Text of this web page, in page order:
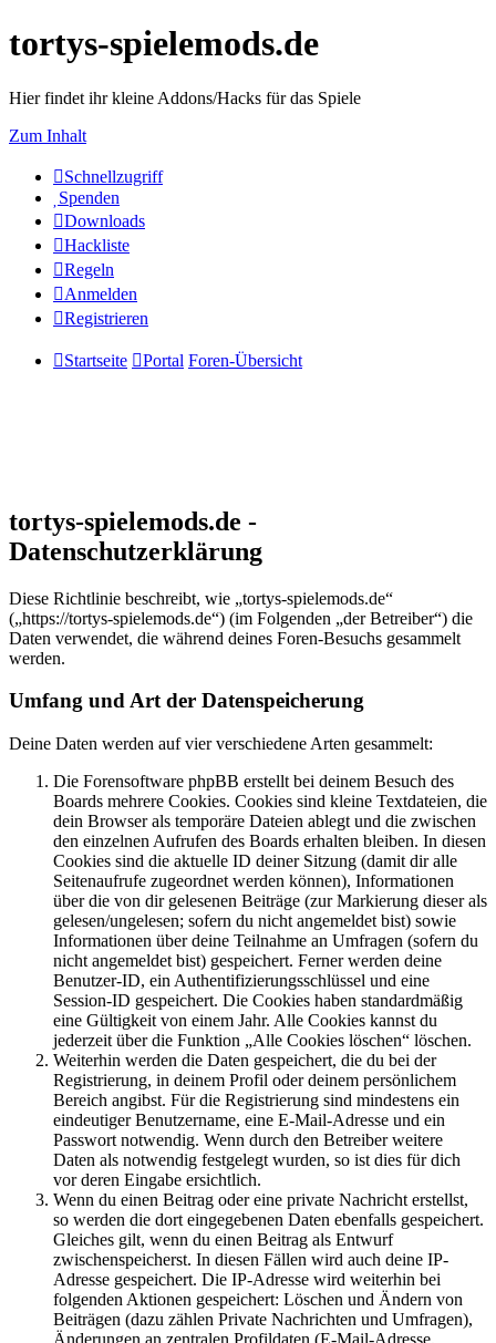
tortys-spielemods.de
Hier findet ihr kleine Addons/Hacks für das Spiele
Zum Inhalt
Schnellzugriff
Spenden
Downloads
Hackliste
Regeln
Anmelden
Registrieren
Startseite Portal Foren-Übersicht
tortys-spielemods.de -
Datenschutzerklärung
Diese Richtlinie beschreibt, wie „tortys-spielemods.de“
(„https://tortys-spielemods.de“) (im Folgenden „der Betreiber“) die
Daten verwendet, die während deines Foren-Besuchs gesammelt
werden.
Umfang und Art der Datenspeicherung
Deine Daten werden auf vier verschiedene Arten gesammelt:
Die Forensoftware phpBB erstellt bei deinem Besuch des
Boards mehrere Cookies. Cookies sind kleine Textdateien, die
dein Browser als temporäre Dateien ablegt und die zwischen
den einzelnen Aufrufen des Boards erhalten bleiben. In diesen
Cookies sind die aktuelle ID deiner Sitzung (damit dir alle
Seitenaufrufe zugeordnet werden können), Informationen
über die von dir gelesenen Beiträge (zur Markierung dieser als
gelesen/ungelesen; sofern du nicht angemeldet bist) sowie
Informationen über deine Teilnahme an Umfragen (sofern du
nicht angemeldet bist) gespeichert. Ferner werden deine
Benutzer-ID, ein Authentifizierungsschlüssel und eine
Session-ID gespeichert. Die Cookies haben standardmäßig
eine Gültigkeit von einem Jahr. Alle Cookies kannst du
jederzeit über die Funktion „Alle Cookies löschen“ löschen.
Weiterhin werden die Daten gespeichert, die du bei der
Registrierung, in deinem Profil oder deinem persönlichem
Bereich angibst. Für die Registrierung sind mindestens ein
eindeutiger Benutzername, eine E-Mail-Adresse und ein
Passwort notwendig. Wenn durch den Betreiber weitere
Daten als notwendig festgelegt wurden, so ist dies für dich
vor deren Eingabe ersichtlich.
Wenn du einen Beitrag oder eine private Nachricht erstellst,
so werden die dort eingegebenen Daten ebenfalls gespeichert.
Gleiches gilt, wenn du einen Beitrag als Entwurf
zwischenspeicherst. In diesen Fällen wird auch deine IP-
Adresse gespeichert. Die IP-Adresse wird weiterhin bei
folgenden Aktionen gespeichert: Löschen und Ändern von
Beiträgen (dazu zählen Private Nachrichten und Umfragen),